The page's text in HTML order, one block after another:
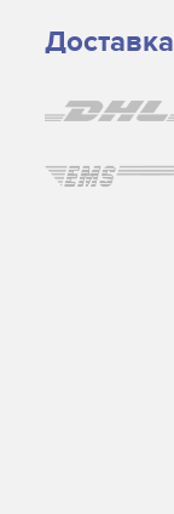
Доставка